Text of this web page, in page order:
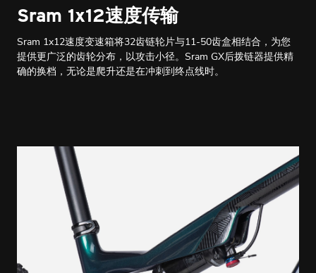
Sram 1x12速度传输
Sram 1x12速度变速箱将32齿链轮片与11-50齿盒相结合，为您
提供更广泛的齿轮分布，以攻击小径。Sram GX后拨链器提供精
确的换档，无论是爬升还是在冲刺到终点线时。